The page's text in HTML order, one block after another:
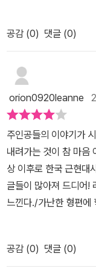
바른 사상으로 자라나
서로 주고받고 마음이
내내 한숨이 나왔다.젊
가슴이 꽉 막힌다. 나
기에. 물론 더 어린, 더
시민들을 때려죽이는
닐까 싶다. 5.18에 대해
다. 많은 희생자가 나
람들이 많기에 이 책은
란다.이야기가 끝나면
꼭 끝까지 읽어봤으면
씨의 이야기를 인호를
는 작가의 말은 소설
총에 맞아 세상을 떠난
공감 (0) 댓글 (0)
orion0920leanne
주인공들의 이야기가
내려가는 것이 참 마음
상 이후로 한국 근현대사의 아
글들이 많아져 드디어!
느낀다.​​​​/​가난한 형편에
활을 하던 인호는 수
운 청춘이자 동갑인 둘
방울꽃이 새겨진 자개
공감 (0) 댓글 (0)